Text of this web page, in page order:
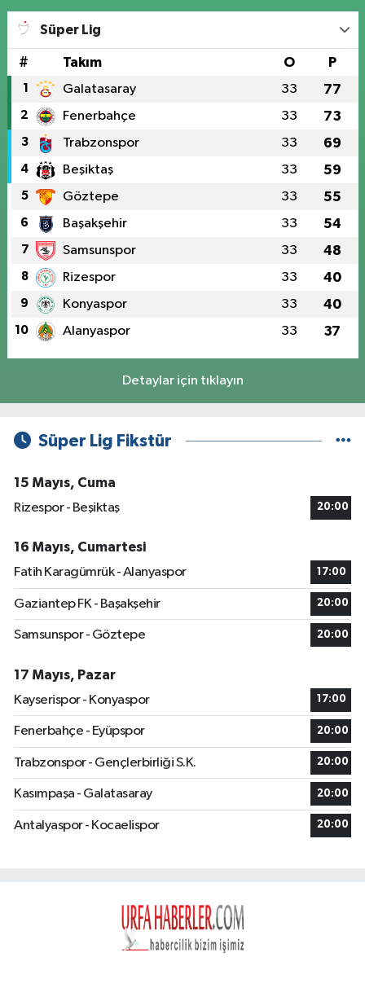
Süper Lig
# Takım O P
1 Galatasaray 33 77
2 Fenerbahçe 33 73
3 Trabzonspor 33 69
4 Beşiktaş 33 59
5 Göztepe 33 55
6 Başakşehir 33 54
7 Samsunspor 33 48
8 Rizespor 33 40
9 Konyaspor 33 40
10 Alanyaspor 33 37
Detaylar için tıklayın
Süper Lig Fikstür
15 Mayıs, Cuma
Rizespor - Beşiktaş
20:00
16 Mayıs, Cumartesi
Fatih Karagümrük - Alanyaspor
17:00
Gaziantep FK - Başakşehir 20:00
Samsunspor - Göztepe 20:00
17 Mayıs, Pazar
Kayserispor - Konyaspor
17:00
Fenerbahçe - Eyüpspor 20:00
Trabzonspor - Gençlerbirliği S.K. 20:00
Kasımpaşa - Galatasaray 20:00
Antalyaspor - Kocaelispor 20:00